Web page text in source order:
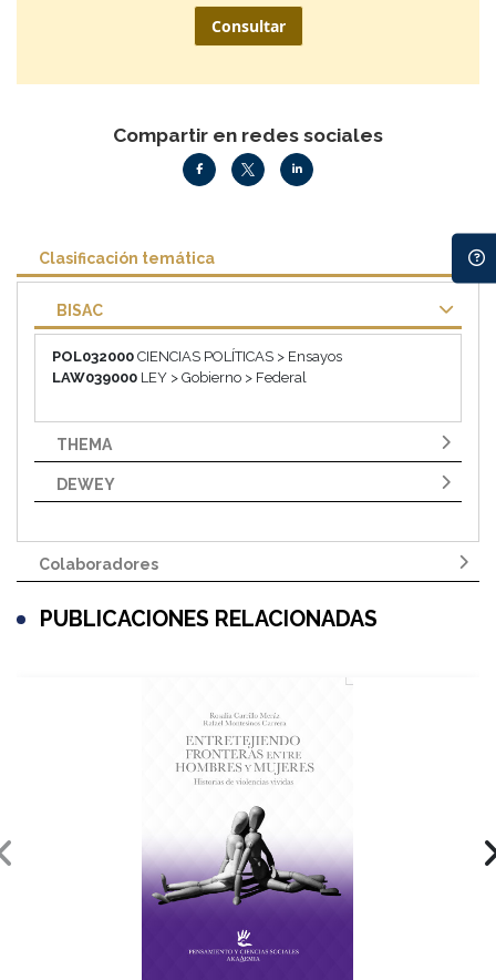
Consultar
Compartir en redes sociales
Clasificación temática
BISAC
POL032000 CIENCIAS POLÍTICAS > Ensayos
LAW039000 LEY > Gobierno > Federal
THEMA
DEWEY
Colaboradores
PUBLICACIONES RELACIONADAS